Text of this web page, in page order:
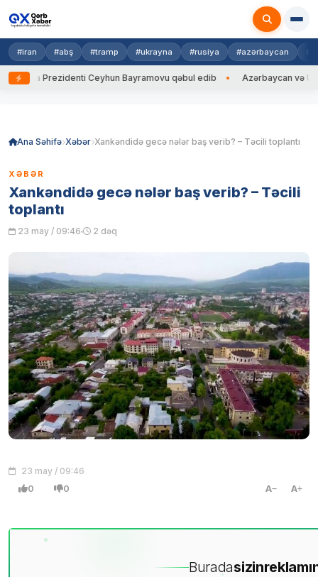
#iran #abş #tramp #ukrayna #rusiya #azərbaycan
Prezidenti Ceyhun Bayramovu qəbul edib Azərbaycan və
Ana Səhifə Xəbər Xankəndidə gecə nələr baş verib? – Təcili toplantı
XƏBƏR
Xankəndidə gecə nələr baş verib? – Təcili
toplantı
23 may / 09:46 2 dəq
23 may / 09:46
0 0 A A
Buradasizin